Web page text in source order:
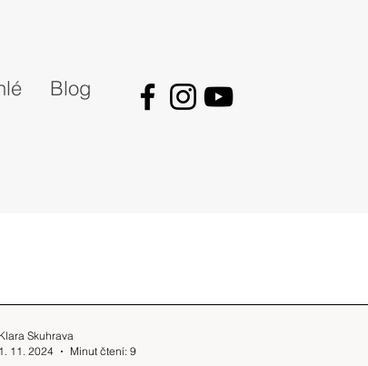
Blog
Klara Skuhrava
1. 11. 2024
Minut čtení: 9